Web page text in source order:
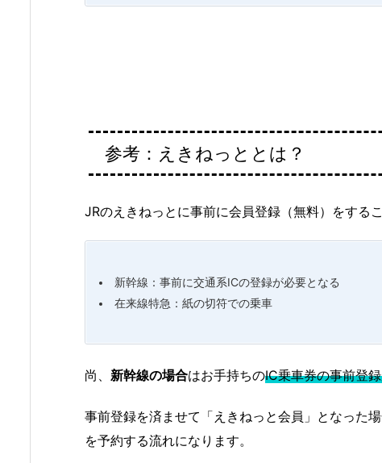
参考：えきねっととは？
JRのえきねっとに事前に会員登録（無料）をする
新幹線：事前に交通系ICの登録が必要となる
在来線特急：紙の切符での乗車
尚、 新幹線の場合はお手持ちのIC乗車券の事前登
事前登録を済ませて「えきねっと会員」となった
を予約する流れになります。